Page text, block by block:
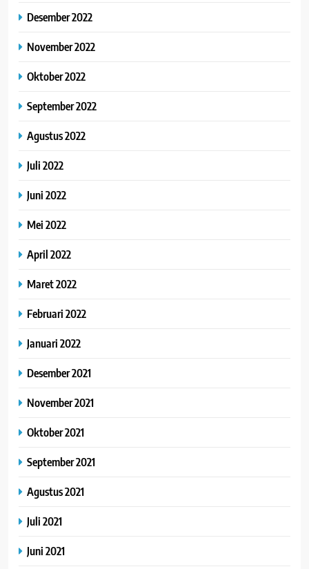
Desember 2022
November 2022
Oktober 2022
September 2022
Agustus 2022
Juli 2022
Juni 2022
Mei 2022
April 2022
Maret 2022
Februari 2022
Januari 2022
Desember 2021
November 2021
Oktober 2021
September 2021
Agustus 2021
Juli 2021
Juni 2021